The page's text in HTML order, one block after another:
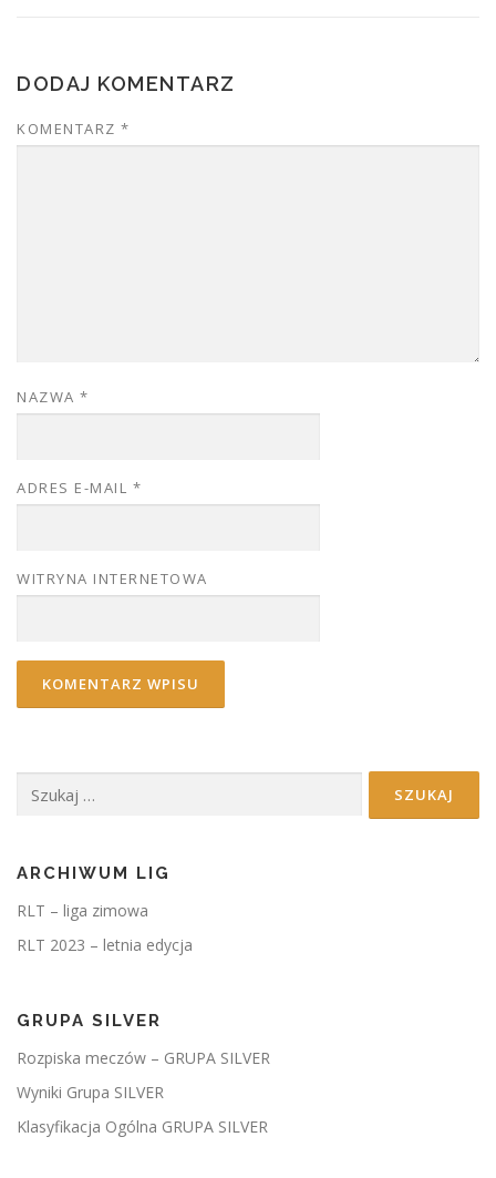
DODAJ KOMENTARZ
KOMENTARZ *
NAZWA *
ADRES E-MAIL *
WITRYNA INTERNETOWA
ARCHIWUM LIG
RLT – liga zimowa
RLT 2023 – letnia edycja
GRUPA SILVER
Rozpiska meczów – GRUPA SILVER
Wyniki Grupa SILVER
Klasyfikacja Ogólna GRUPA SILVER